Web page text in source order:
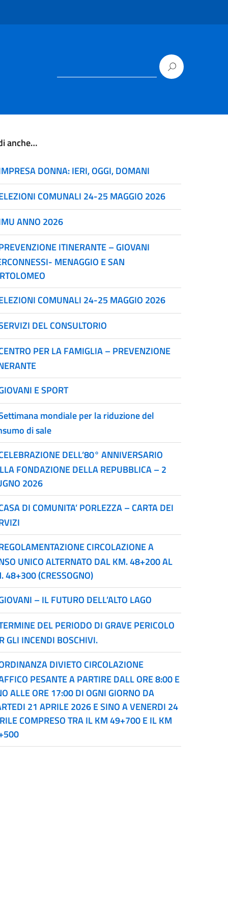
anche…
DONNA: IERI, OGGI, DOMANI
COMUNALI 24-25 MAGGIO 2026
ANNO 2026
ITINERANTE – GIOVANI
MENAGGIO E SAN
COMUNALI 24-25 MAGGIO 2026
DEL CONSULTORIO
PER LA FAMIGLIA – PREVENZIONE
E SPORT
mondiale per la riduzione del
di sale
DELL’80° ANNIVERSARIO
FONDAZIONE DELLA REPUBBLICA – 2
2026
DI COMUNITA’ PORLEZZA – CARTA DEI
CIRCOLAZIONE A
UNICO ALTERNATO DAL KM. 48+200 AL
48+300 (CRESSOGNO)
– IL FUTURO DELL’ALTO LAGO
DEL PERIODO DI GRAVE PERICOLO
GLI INCENDI BOSCHIVI.
DIVIETO CIRCOLAZIONE
PESANTE A PARTIRE DALL ORE 8:00 E
ALLE ORE 17:00 DI OGNI GIORNO DA
21 APRILE 2026 E SINO A VENERDI 24
COMPRESO TRA IL KM 49+700 E IL KM